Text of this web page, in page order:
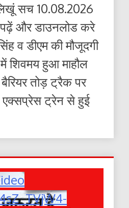
सच 10.08.2026
और डाउनलोड करे
व डीएम की मौजूदगी
शिवमय हुआ माहौल
तोड़ ट्रैक पर
एक्सप्रेस ट्रेन से हुई